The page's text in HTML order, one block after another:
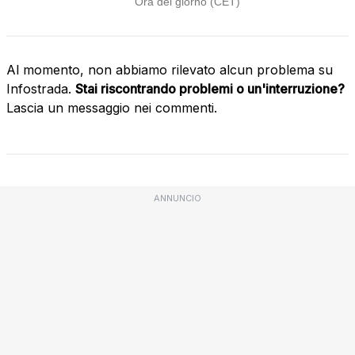
Al momento, non abbiamo rilevato alcun problema su
Infostrada. Stai riscontrando problemi o un'interruzione?
Lascia un messaggio nei commenti.
ANNUNCIO